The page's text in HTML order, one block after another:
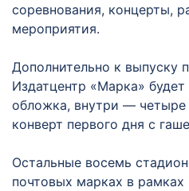
соревнования, концерты,
мероприятия.
Дополнительно к выпуску
Издатцентр «Марка»
обложка, внутри — четыре
конверт первого дня с
Остальные восемь
почтовых марках в